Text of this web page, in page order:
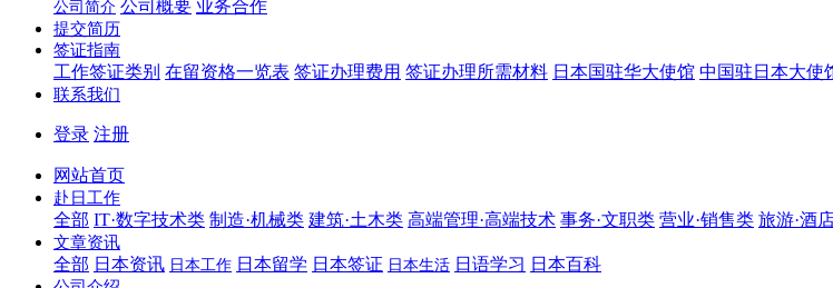
公司简介 公司概要 业务合作
提交简历
签证指南
工作签证类别 在留资格一览表 签证办理费用 签证办理所需材料 日本国驻华大使馆 中国驻日本大使
联系我们
登录 注册
网站首页
赴日工作
全部 IT·数字技术类 制造·机械类 建筑·土木类 高端管理·高端技术 事务·文职类 营业·销售类 旅游·酒
文章资讯
全部 日本资讯 日本工作 日本留学 日本签证 日本生活 日语学习 日本百科